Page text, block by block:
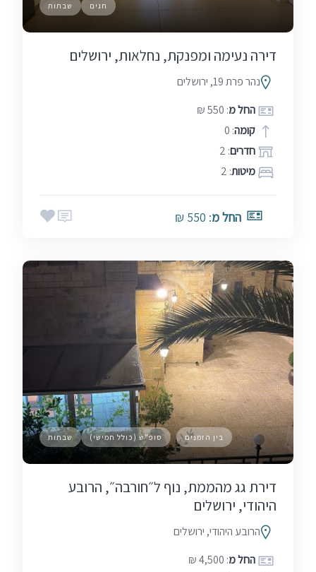
חגים שבתות
דירה נעימה ומפנקת, נחלאות, ירושלים
נהר פרת 19, ירושלים
החל מ: 550 ₪
קומה: 0
חדרים: 2
מיטות: 2
החל מ: 550 ₪
בין הזמנים סופ"ש (כולל חמישי) שבתות
דירת גג מהממת, נוף ל״חורבה״, הרובע
היהודי, ירושלים
הרובע היהודי, ירושלים
החל מ: 4,500 ₪